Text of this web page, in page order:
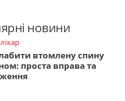
новини
втомлену спину
проста вправа та